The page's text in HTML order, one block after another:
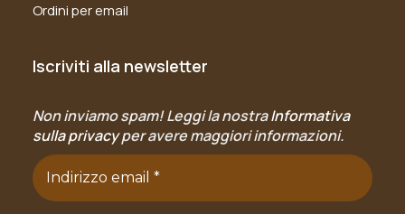
Ordini per email
Iscriviti alla newsletter
Non inviamo spam! Leggi la nostraInformativa
sulla privacyper avere maggiori informazioni.